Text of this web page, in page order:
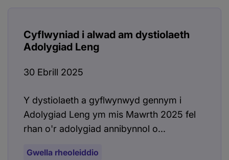
Cyflwyniad i alwad am dystiolaeth
Adolygiad Leng
30 Ebrill 2025
Y dystiolaeth a gyflwynwyd gennym i
Adolygiad Leng ym mis Mawrth 2025 fel
rhan o'r adolygiad annibynnol o...
Gwella rheoleiddio